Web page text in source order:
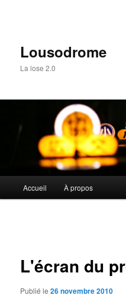
Lousodrome
La lose 2.0
principal
Accueil À propos
L'écran du
Publié le26 novembre 2010